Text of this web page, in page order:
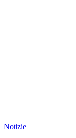
Notizie